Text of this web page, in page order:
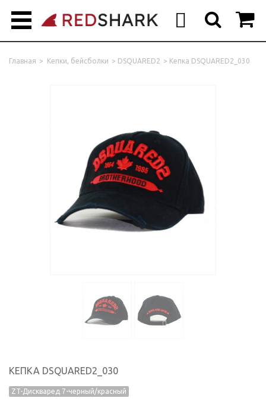
Главная > Кепки, бейсболки > DSQUARED2 > Кепка DSQUARED2_030
КЕПКА DSQUARED2_030
ZT-Дискваред 7-черный/красный
 